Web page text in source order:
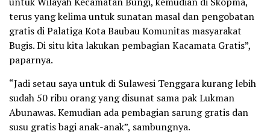
terus yang kelima untuk sunatan masal dan pengobatan
gratis di Palatiga Kota Baubau Komunitas masyarakat
Bugis. Di situ kita lakukan pembagian Kacamata Gratis”,
paparnya.
“Jadi setau saya untuk di Sulawesi Tenggara kurang lebih
sudah 50 ribu orang yang disunat sama pak Lukman
Abunawas. Kemudian ada pembagian sarung gratis dan
susu gratis bagi anak-anak”, sambungnya.